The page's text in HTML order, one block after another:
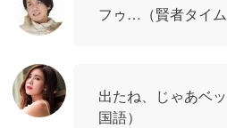
フゥ…（賢者タイム
出たね、じゃあベ
国語）